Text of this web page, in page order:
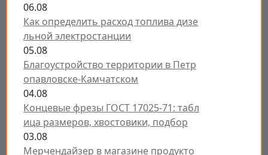
06.08
Как определить расход топлива дизе
льной электростанции
05.08
Благоустройство территории в Петр
опавловске-Камчатском
04.08
Концевые фрезы ГОСТ 17025-71: табл
ица размеров, хвостовики, подбор
03.08
Мерчендайзер в магазине продукто